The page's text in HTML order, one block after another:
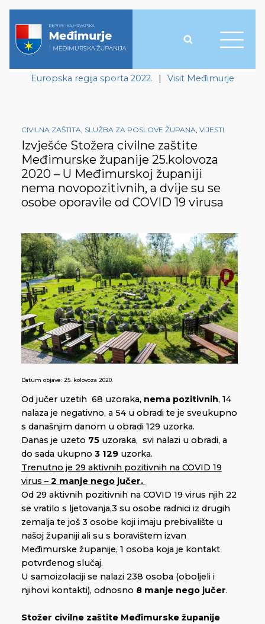
Europska regija sporta 2022. | Visit Međimurje
CIVILNA ZAŠTITA, SLUŽBA ZA POSLOVE ŽUPANA, VIJESTI
Izvješće Stožera civilne zaštite
Međimurske županije 25.kolovoza
2020 – U Međimurskoj županiji
nema novopozitivnih, a dvije su se
osobe oporavile od COVID 19 virusa
Datum objave: 25. kolovoza 2020.
Od jučer uzetih 68 uzoraka, nema pozitivnih, 14
nalaza je negativno, a 54 u obradi te je sveukupno
s današnjim danom u obradi 129 uzorka.
Danas je uzeto 75 uzoraka, svi nalazi u obradi, a
do sada ukupno 3 129 uzorka.
Trenutno je 29 aktivnih pozitivnih na COVID 19
virus – 2 manje nego jučer.
Od 29 aktivnih pozitivnih na COVID 19 virus njih 22
se vratilo s ljetovanja,3 su osobe radnici iz drugih
zemalja te još 3 osobe koji imaju prebivalište u
našoj županiji ali su s boravištem izvan
Međimurske županije, 1 osoba koja je kontakt
potvrđenog slučaj.
U samoizolaciji se nalazi 238 osoba (oboljeli i
njihovi kontakti), odnosno 8 manje nego jučer.
Stožer civilne zaštite Međimurske županije